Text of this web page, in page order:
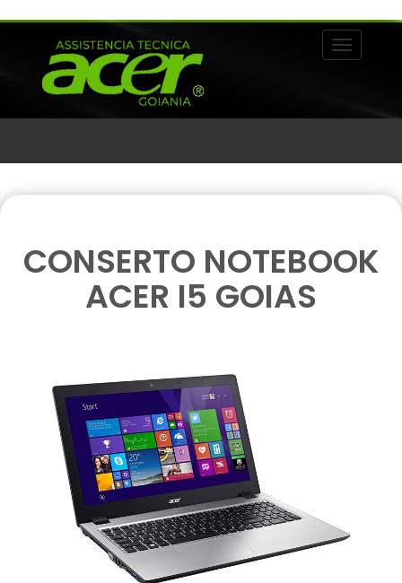
Alternar
CONSERTO NOTEBOOK
ACER I5 GOIAS